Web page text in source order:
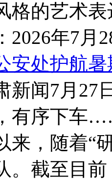
格的艺术
2026年7月
安处护航
新闻7月27
有序下车
来，随着“
。截至目